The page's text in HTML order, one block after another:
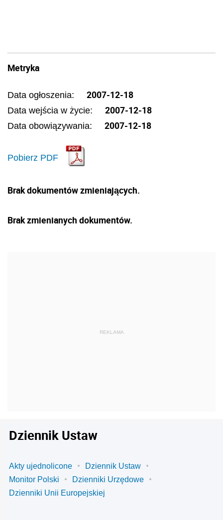
Metryka
Data ogłoszenia: 2007-12-18
Data wejścia w życie: 2007-12-18
Data obowiązywania: 2007-12-18
Pobierz PDF
Brak dokumentów zmieniających.
Brak zmienianych dokumentów.
Dziennik Ustaw
Akty ujednolicone
Dziennik Ustaw
Monitor Polski
Dzienniki Urzędowe
Dzienniki Unii Europejskiej